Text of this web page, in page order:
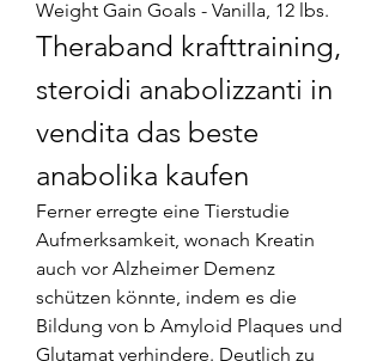
Weight Gain Goals - Vanilla, 12 lbs.
Theraband krafttraining,
steroidi anabolizzanti in
vendita das beste
anabolika kaufen
Ferner erregte eine Tierstudie
Aufmerksamkeit, wonach Kreatin
auch vor Alzheimer Demenz
schützen könnte, indem es die
Bildung von b Amyloid Plaques und
Glutamat verhindere. Deutlich zu